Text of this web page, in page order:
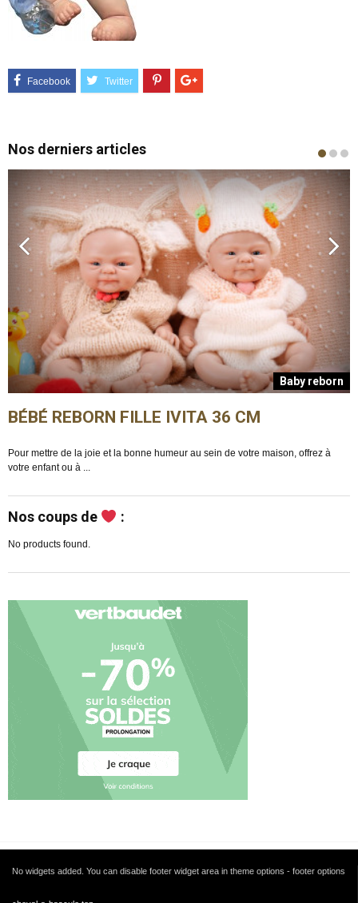
Nos derniers articles
Baby reborn
BÉBÉ REBORN FILLE IVITA 36 CM
Pour mettre de la joie et la bonne humeur au sein de votre maison, offrez à
votre enfant ou à ...
Nos coups de :
No products found.
No widgets added. You can disable footer widget area in theme options - footer options